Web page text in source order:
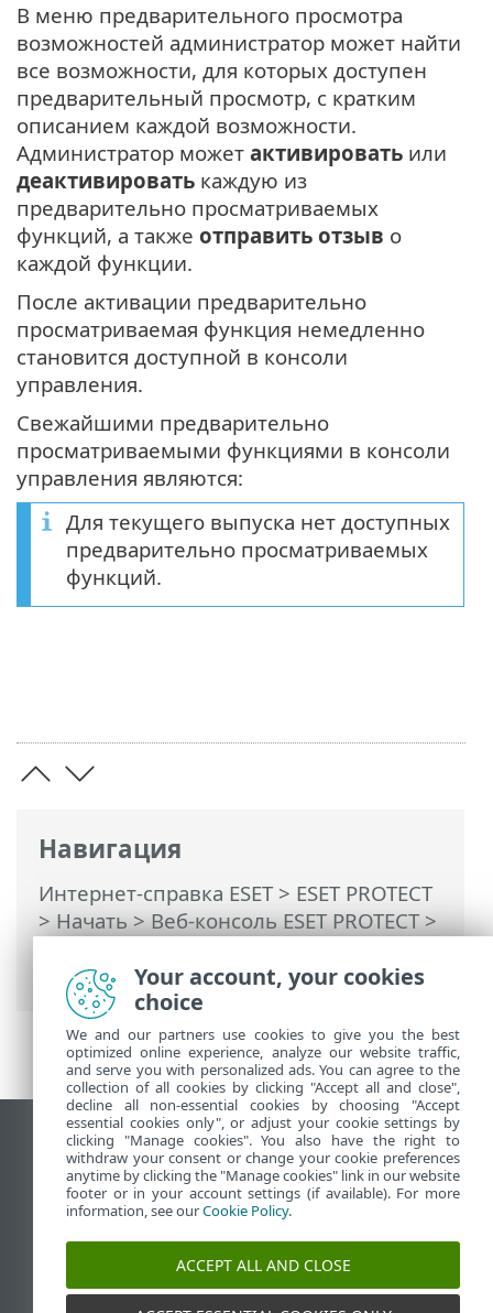
Навигация
Интернет-справка ESET> ESET PROTECT
>Начать>Веб-консоль ESET PROTECT>
возможностей
В меню предварительного просмотра
возможностей администратор может найти
все возможности, для которых доступен
предварительный просмотр, с кратким
описанием каждой возможности.
Администратор может активировать или
деактивировать каждую из
предварительно просматриваемых
функций, а также отправить отзыв о
каждой функции.
После активации предварительно
просматриваемая функция немедленно
становится доступной в консоли
управления.
Свежайшими предварительно
просматриваемыми функциями в консоли
управления являются:
Для текущего выпуска нет доступных
предварительно просматриваемых
функций.
Использовать сайт для ПК
End of Life
База знаний ESET
ESET Status Portal
Региональная поддержка
Your account, your cookies
choice
We and our partners use cookies to give you the best
optimized online experience, analyze our website traffic,
and serve you with personalized ads. You can agree to the
collection of all cookies by clicking "Accept all and close",
decline all non-essential cookies by choosing "Accept
essential cookies only", or adjust your cookie settings by
clicking "Manage cookies". You also have the right to
withdraw your consent or change your cookie preferences
anytime by clicking the "Manage cookies" link in our website
footer or in your account settings (if available). For more
information, see ourCookie Policy.
ACCEPT ALL AND CLOSE